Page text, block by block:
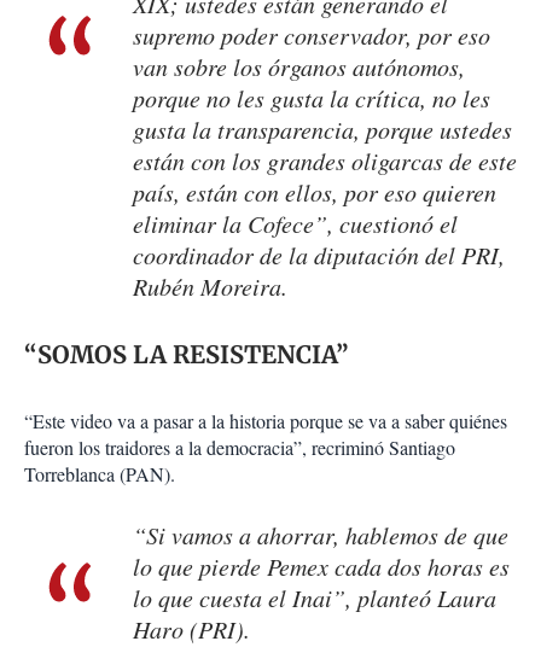
supremo poder conservador, por eso
van sobre los órganos autónomos,
porque no les gusta la crítica, no les
gusta la transparencia, porque ustedes
están con los grandes oligarcas de este
país, están con ellos, por eso quieren
eliminar la Cofece”, cuestionó el
coordinador de la diputación del PRI,
Rubén Moreira.
“SOMOS LA RESISTENCIA”
“Este video va a pasar a la historia porque se va a saber quiénes
fueron los traidores a la democracia”, recriminó Santiago
Torreblanca (PAN).
“Si vamos a ahorrar, hablemos de que
lo que pierde Pemex cada dos horas es
lo que cuesta el Inai”, planteó Laura
Haro (PRI).